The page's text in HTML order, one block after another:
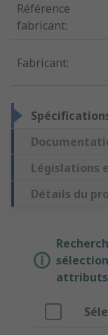
Référence
fabricant:
Fabricant:
Législations
Détails du